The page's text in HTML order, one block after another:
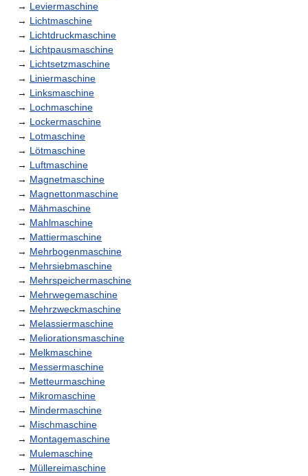
→ Leviermaschine
→ Lichtmaschine
→ Lichtdruckmaschine
→ Lichtpausmaschine
→ Lichtsetzmaschine
→ Liniermaschine
→ Linksmaschine
→ Lochmaschine
→ Lockermaschine
→ Lotmaschine
→ Lötmaschine
→ Luftmaschine
→ Magnetmaschine
→ Magnettonmaschine
→ Mähmaschine
→ Mahlmaschine
→ Mattiermaschine
→ Mehrbogenmaschine
→ Mehrsiebmaschine
→ Mehrspeichermaschine
→ Mehrwegemaschine
→ Mehrzweckmaschine
→ Melassiermaschine
→ Meliorationsmaschine
→ Melkmaschine
→ Messermaschine
→ Metteurmaschine
→ Mikromaschine
→ Mindermaschine
→ Mischmaschine
→ Montagemaschine
→ Mulemaschine
→ Müllereimaschine